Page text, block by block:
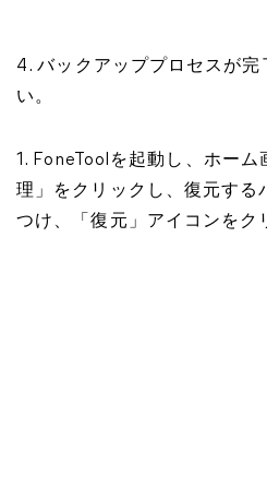
4. バックアッププロセスが完
い。
1. FoneToolを起動し、ホー
理」をクリックし、復元する
つけ、「復元」アイコンをク